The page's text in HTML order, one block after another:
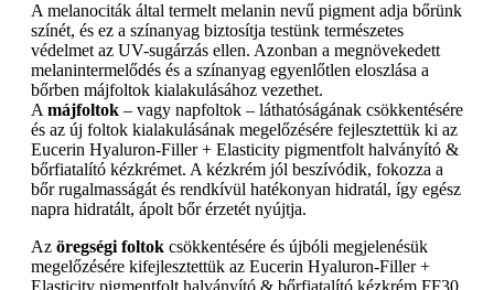
A melanociták által termelt melanin nevű pigment adja bőrünk
színét, és ez a színanyag biztosítja testünk természetes
védelmet az UV-sugárzás ellen. Azonban a megnövekedett
melanintermelődés és a színanyag egyenlőtlen eloszlása a
bőrben májfoltok kialakulásához vezethet.
Amájfoltok – vagy napfoltok – láthatóságának csökkentésére
és az új foltok kialakulásának megelőzésére fejlesztettük ki az
Eucerin Hyaluron-Filler + Elasticity pigmentfolt halványító &
bőrfiatalító kézkrémet. A kézkrém jól beszívódik, fokozza a
bőr rugalmasságát és rendkívül hatékonyan hidratál, így egész
napra hidratált, ápolt bőr érzetét nyújtja.
Az öregségi foltok csökkentésére és újbóli megjelenésük
megelőzésére kifejlesztettük az Eucerin Hyaluron-Filler +